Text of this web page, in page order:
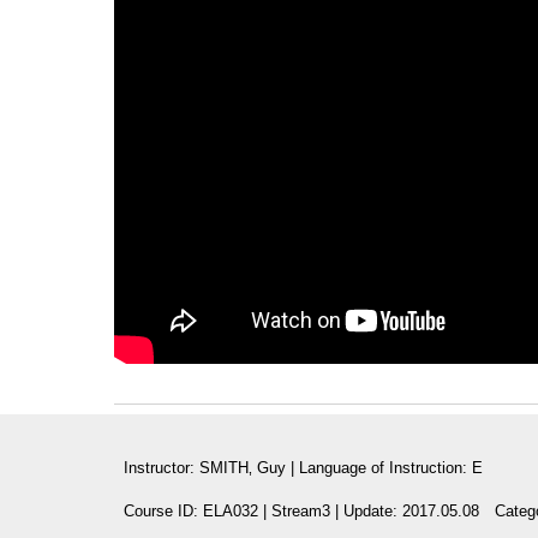
Instructor: SMITH‚ Guy | Language of Instruction: E
Course ID: ELA032 | Stream3 | Update: 2017.05.08